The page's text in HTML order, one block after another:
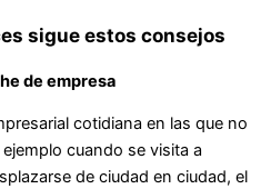
sigue estos consejos
de empresa
cotidiana en las que no
cuando se visita a
de ciudad en ciudad, el